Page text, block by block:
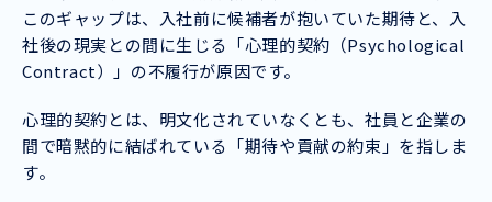
このギャップは、入社前に候補者が抱いていた期待と、入
社後の現実との間に生じる「心理的契約（Psychological
Contract）」の不履行が原因です。
心理的契約とは、明文化されていなくとも、社員と企業の
間で暗黙的に結ばれている「期待や貢献の約束」を指しま
す。